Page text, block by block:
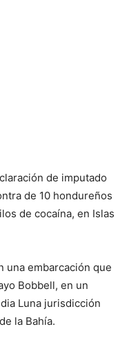
de imputado
de 10 hondureños
de cocaína, en Islas
una embarcación que
Bobbell, en un
Luna jurisdicción
la Bahía.